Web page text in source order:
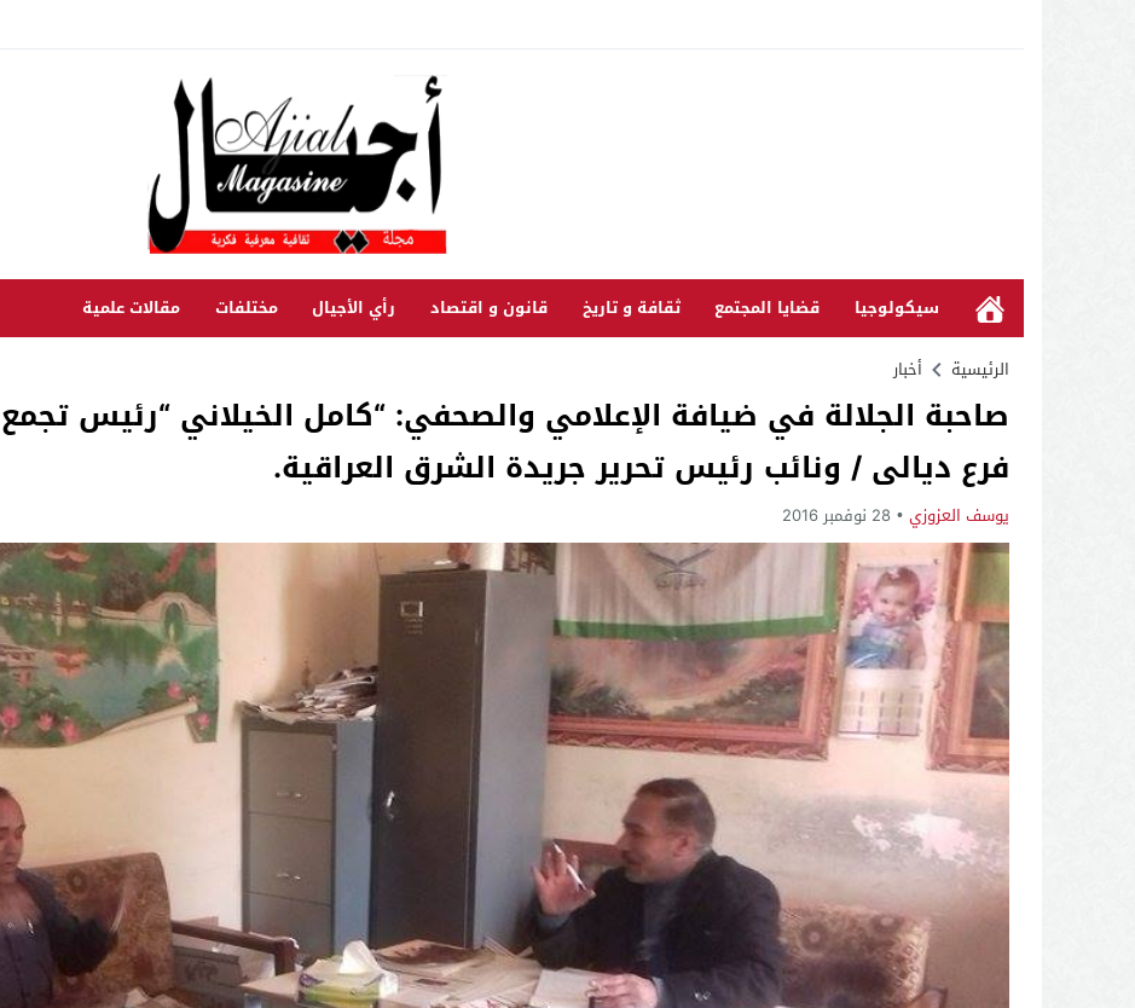
سيكولوجيا قضايا المجتمع ثقافة و تاريخ قانون و اقتصاد رأي الأجيال مختلفات مقالات علمية
الرئيسية أخبار
صاحبة الجلالة في ضيافة الإعلامي والصحفي: “كامل الخيلاني “رئيس تجمع
فرع ديالى / ونائب رئيس تحرير جريدة الشرق العراقية.
يوسف العزوزي 28 نوفمبر 2016